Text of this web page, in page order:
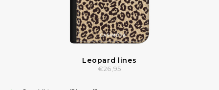
Leopard lines
€26,95